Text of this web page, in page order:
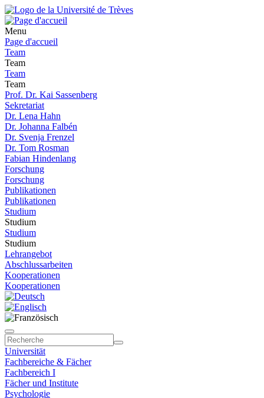
Menu
Page d'accueil
Team
Team
Team
Team
Prof. Dr. Kai Sassenberg
Sekretariat
Dr. Lena Hahn
Dr. Johanna Falbén
Dr. Svenja Frenzel
Dr. Tom Rosman
Fabian Hindenlang
Forschung
Forschung
Publikationen
Publikationen
Studium
Studium
Studium
Studium
Lehrangebot
Abschlussarbeiten
Kooperationen
Kooperationen
Universität
Fachbereiche & Fächer
Fachbereich I
Fächer und Institute
Psychologie